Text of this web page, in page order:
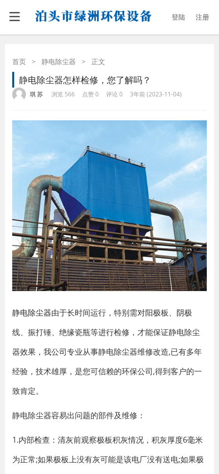
登陆 注册
首页 > 静电除尘器 > 正文
静电除尘器怎样检修，您了解吗？
琪 苏 浏览 566 点赞 0 评论 0 3年前 (2023-11-04)
静电除尘器由于长时间运行，特别需对阳极板、阴极
线、振打锤、绝缘瓷瓶等进行检修，才能保证静电除尘
器效果，我公司专业从事静电除尘器维修改造,已有多年
经验，技术雄厚，是您可信赖的环保公司,得到客户的一
致肯定。
静电除尘器容易出问题的部件及维修：
1.内部检查：清灰前观察极板积灰情况，积灰厚度6毫米
为正常;如果极板上没有灰可能是该电厂没有送电;如果极